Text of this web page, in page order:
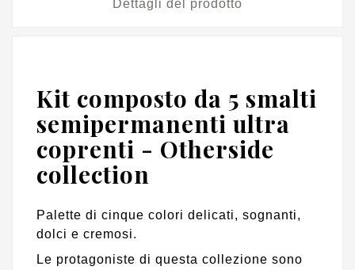
Dettagli del prodotto
Kit composto da 5 smalti
semipermanenti ultra
coprenti - Otherside
collection
Palette di cinque colori delicati, sognanti,
dolci e cremosi.
Le protagoniste di questa collezione sono